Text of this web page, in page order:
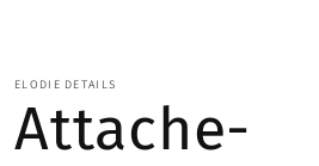
ELODIE DETAILS
Attache-